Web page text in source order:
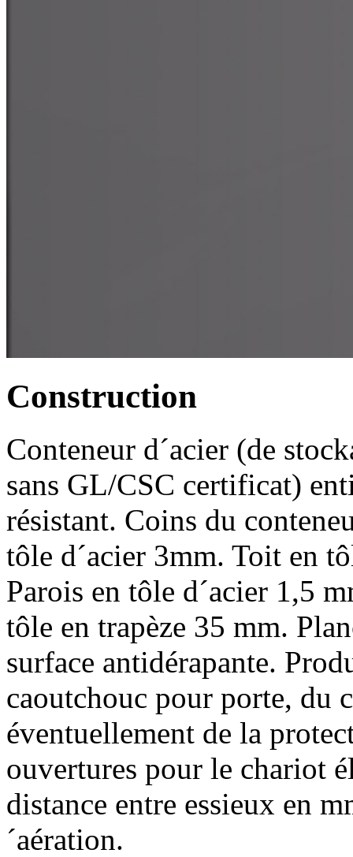
Construction
Conteneur d´acier (de
sans GL/CSC certificat)
résistant. Coins du
tôle d´acier 3mm. Toit en
Parois en tôle d´acier 1,5
tôle en trapèze 35 mm.
surface antidérapante.
caoutchouc pour porte, du
éventuellement de la
ouvertures pour le chariot
distance entre essieux en
´aération.